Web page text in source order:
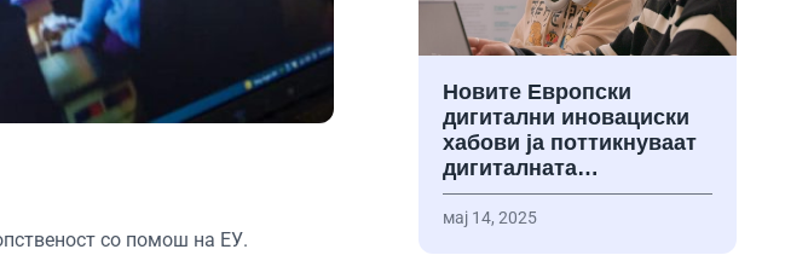
со помош на ЕУ.
Новите Европски
дигитални иновациски
хабови ја поттикнуваат
дигиталната…
мај 14, 2025